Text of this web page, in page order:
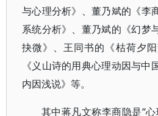
与心理分析》、董乃斌的《
系统分析》、董乃斌的《幻
抉微》、王同书的《枯荷夕
《义山诗的用典心理动因与中
内因浅说》等。
其中蒋凡文称李商隐是“